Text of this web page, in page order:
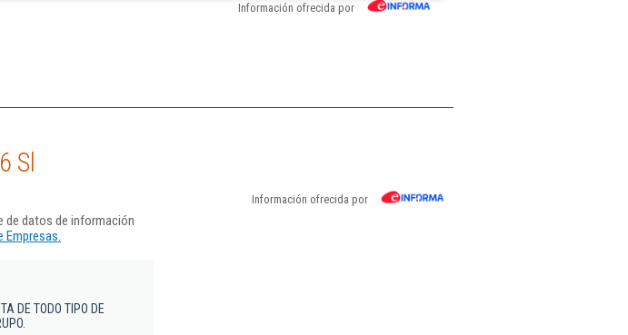
Información ofrecida por
Sl
Información ofrecida por
de datos de información
DE TODO TIPO DE